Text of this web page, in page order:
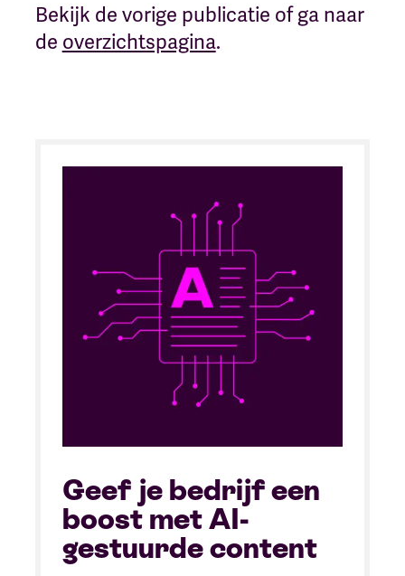
Bekijk de vorige publicatie of ga naar
de overzichtspagina.
Geef je bedrijf een
boost met AI-
gestuurde content